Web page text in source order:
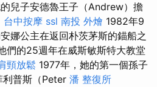
兒子安德魯王子（Andrew）擔
台中按摩 ssl 南投 外燴 1982年9
娜公主在返回朴茨茅斯的錨船之
們的25週年在威斯敏斯特大教堂
頸放鬆 1977年，她的第一個孫子
利普斯（Peter 潘 整復所